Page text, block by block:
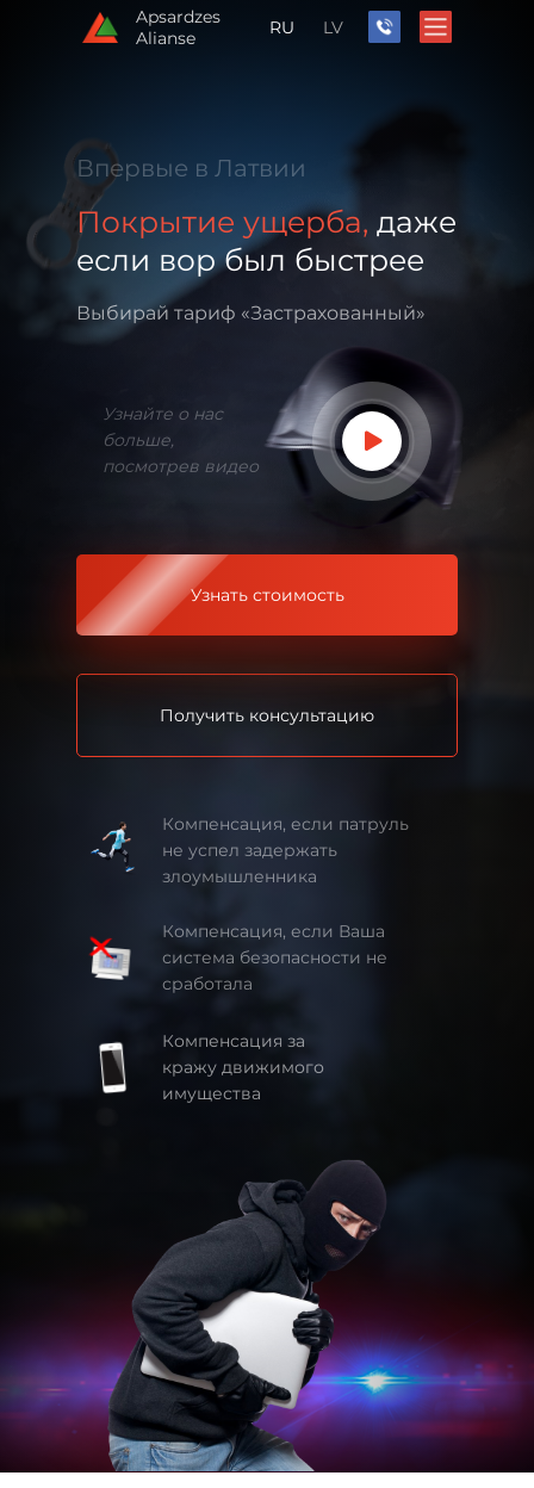
Узнать стоимость
Покрытие ущерба, даже
если вор был быстрее
Apsardzes
Alianse
RU LV
Компенсация, если Ваша
система безопасности не
сработала
Получить консультацию
Узнайте о нас
больше,
посмотрев видео
Выбирай тариф «Застрахованный»
Впервые в Латвии
Компенсация за
кражу движимого
имущества
Компенсация, если патруль
не успел задержать
злоумышленника